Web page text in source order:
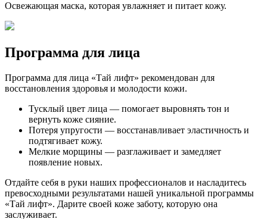
Освежающая маска, которая увлажняет и питает кожу.
Программа для лица
Программа для лица «Тай лифт» рекомендован для
восстановления здоровья и молодости кожи.
Тусклый цвет лица — помогает выровнять тон и
вернуть коже сияние.
Потеря упругости — восстанавливает эластичность и
подтягивает кожу.
Мелкие морщины — разглаживает и замедляет
появление новых.
Отдайте себя в руки наших профессионалов и насладитесь
превосходными результатами нашей уникальной программы
«Тай лифт». Дарите своей коже заботу, которую она
заслуживает.